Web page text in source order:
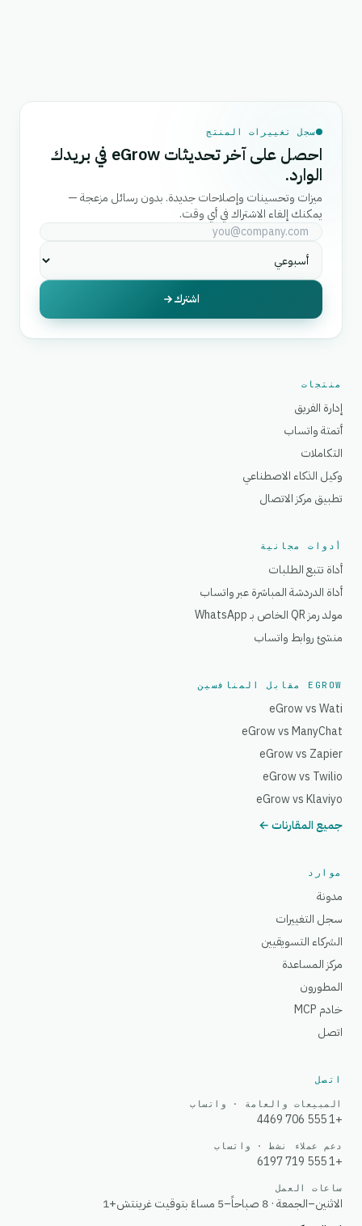
سجل تغييرات المنتج
احصل على آخر تحديثات eGrow في بريدك
الوارد.
ميزات وتحسينات وإصلاحات جديدة. بدون رسائل مزعجة —
يمكنك إلغاء الاشتراك في أي وقت.
اشترك
منتجات
إدارة الفريق
أتمتة واتساب
التكاملات
وكيل الذكاء الاصطناعي
تطبيق مركز الاتصال
أدوات مجانية
أداة تتبع الطلبات
أداة الدردشة المباشرة عبر واتساب
مولد رمز QR الخاص بـ WhatsApp
منشئ روابط واتساب
EGROW مقابل المنافسين
eGrow vs Wati
eGrow vs ManyChat
eGrow vs Zapier
eGrow vs Twilio
eGrow vs Klaviyo
جميع المقارنات ←
موارد
مدونة
سجل التغييرات
الشركاء التسويقيين
مركز المساعدة
المطورون
خادم MCP
اتصل
اتصل
المبيعات والعامة · واتساب
+1 555 706 4469
دعم عملاء نشط · واتساب
+1 555 719 6197
ساعات العمل
الاثنين–الجمعة · 8 صباحاً–5 مساءً بتوقيت غرينتش+1